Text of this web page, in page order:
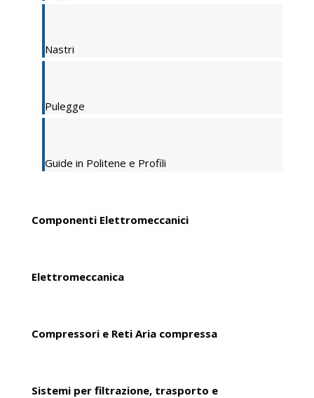
Nastri
Pulegge
Guide in Politene e Profili
Componenti Elettromeccanici
Elettromeccanica
Compressori e Reti Aria compressa
Sistemi per filtrazione, trasporto e